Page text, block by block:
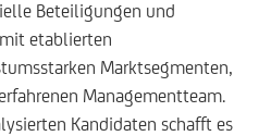
Beteiligungen und
etablierten
Marktsegmenten,
Managementteam.
Kandidaten schafft es